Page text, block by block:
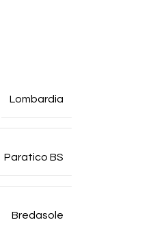
Lombardia
Paratico BS
Bredasole